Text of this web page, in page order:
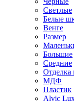
Светлые
Белые
Венге
Размер
Большие
Средние
Отделка
МДФ
Пластик
Alvic